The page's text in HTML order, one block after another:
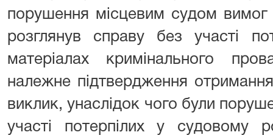
порушення місцевим
розглянув справу без участі
матеріалах кримінального
належне підтвердження
виклик, унаслідок чого були
участі потерпілих у судовому